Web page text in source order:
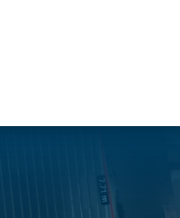
Soprassistance